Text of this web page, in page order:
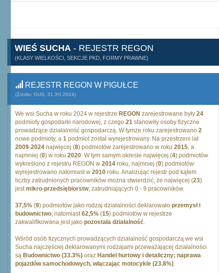
WIEŚ SUCHA - REJESTR REGON
(KLASY WIELKOŚCI, SEKCJE PKD, FORMY PRAWNE)
REJESTR REGON W PIGUŁCE
(Źródło: GUS, 31.XII.2024)
We wsi Sucha w roku 2024 w rejestrze REGON zarejestrowane były 24
podmioty gospodarki narodowej, z czego 21 stanowiły osoby fizyczne
prowadzące działalność gospodarczą. W tymże roku zarejestrowano 2
nowe podmioty, a 1 podmiot został wyrejestrowany. Na przestrzeni lat
2009-2024 najwięcej (8) podmiotów zarejestrowano w roku 2015, a
najmniej (0) w roku 2020. W tym samym okresie najwięcej (4) podmiotów
wykreślono z rejestru REGON w 2014 roku, najmniej (0) podmiotów
wyrejestrowano natomiast w 2010 roku. Analizując rejestr pod kątem
liczby zatrudnionych pracowników można stwierdzić, że najwięcej (23)
jestmikro-przedsiębiorstw, zatrudniających 0 - 9 pracowników.
37,5% (9) podmiotów jako rodzaj działalności deklarowało przemysł i
budownictwo, natomiast62,5% (15) podmiotów w rejestrze
zakwalifikowana jest jako pozostała działalność.
Wśród osób fizycznych prowadzących działalność gospodarczą we wsi
Sucha najczęściej deklarowanymi rodzajami przeważającej działalności
są Budownictwo (33.3%) oraz Handel hurtowy i detaliczny; naprawa
pojazdów samochodowych, włączając motocykle (23.8%).